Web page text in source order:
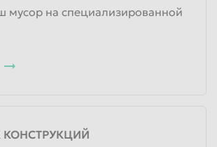
мусор на специализированной